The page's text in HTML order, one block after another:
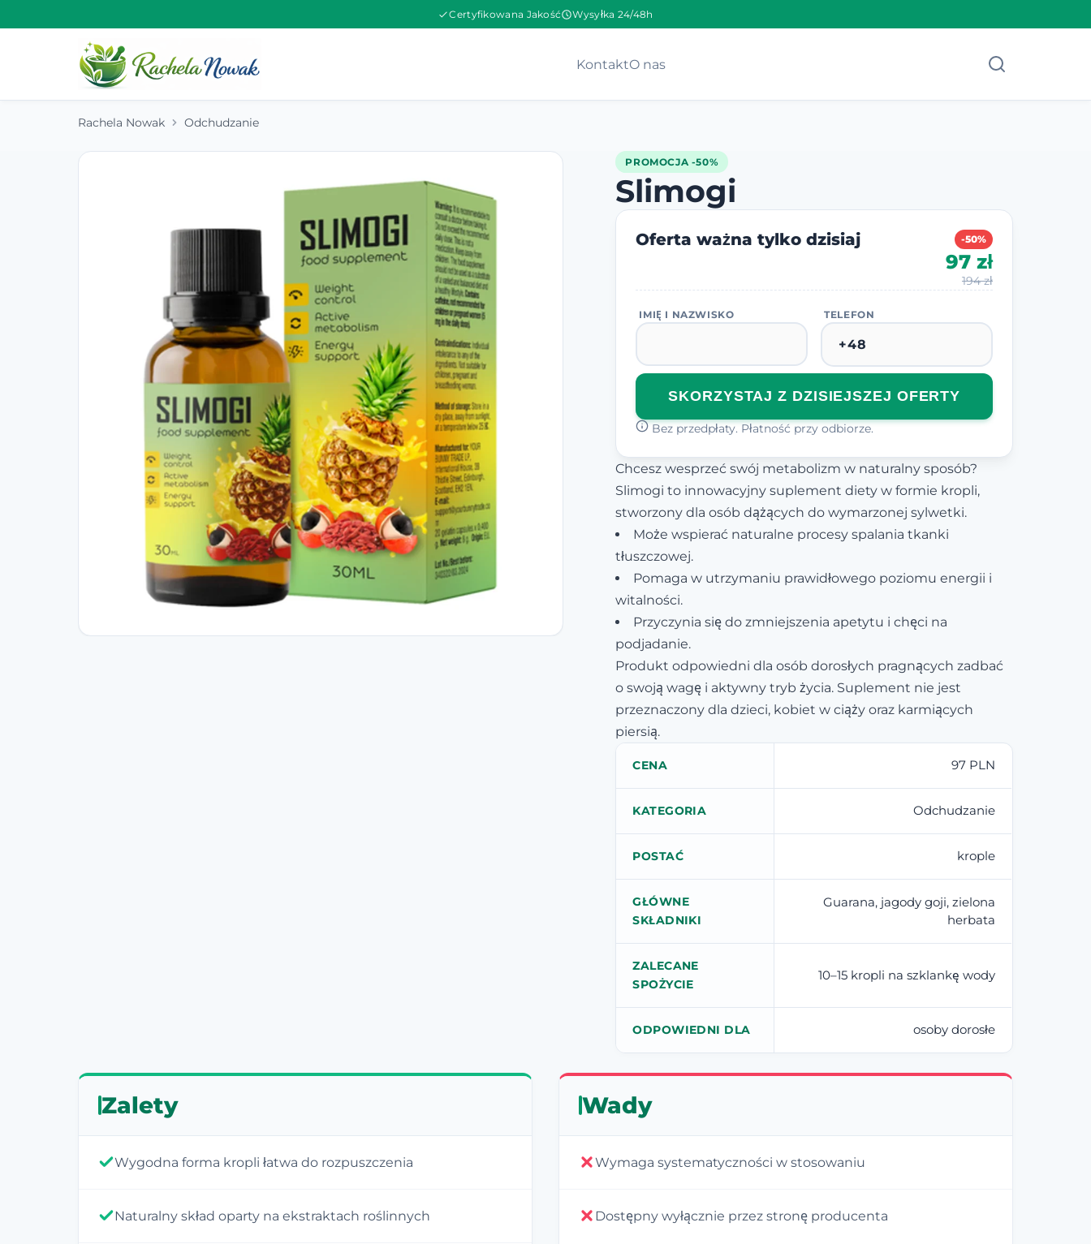
Certyfikowana Jakość Wysyłka 24/48h
KontaktO nas
Rachela Nowak Odchudzanie
PROMOCJA -50%
Slimogi
Oferta ważna tylko dzisiaj -50%
97 zł
194 zł
IMIĘ I NAZWISKO TELEFON
SKORZYSTAJ Z DZISIEJSZEJ OFERTY
Bez przedpłaty. Płatność przy odbiorze.
Chcesz wesprzeć swój metabolizm w naturalny sposób?
Slimogi to innowacyjny suplement diety w formie kropli,
stworzony dla osób dążących do wymarzonej sylwetki.
Może wspierać naturalne procesy spalania tkanki
tłuszczowej.
Pomaga w utrzymaniu prawidłowego poziomu energii i
witalności.
Przyczynia się do zmniejszenia apetytu i chęci na
podjadanie.
Produkt odpowiedni dla osób dorosłych pragnących zadbać
o swoją wagę i aktywny tryb życia. Suplement nie jest
przeznaczony dla dzieci, kobiet w ciąży oraz karmiących
piersią.
CENA 97 PLN
KATEGORIA Odchudzanie
POSTAĆ krople
GŁÓWNE
SKŁADNIKI
Guarana, jagody goji, zielona
herbata
ZALECANE
SPOŻYCIE
10–15 kropli na szklankę wody
ODPOWIEDNI DLA osoby dorosłe
Zalety
Wygodna forma kropli łatwa do rozpuszczenia
Naturalny skład oparty na ekstraktach roślinnych
Wady
Wymaga systematyczności w stosowaniu
Dostępny wyłącznie przez stronę producenta